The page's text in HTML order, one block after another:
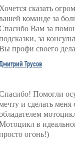
Хочется сказать
команде за
Вам за
за
профи своего
Трусов
Помогли
и сделать меня
в
огонь!)